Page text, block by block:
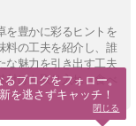
を豊かに彩るヒントを
料の工夫を紹介し、誰
な魅力を引き出す工夫
けも取り入れ、食べ
るブログをフォロー。
を逃さずキャッチ！
閉じる